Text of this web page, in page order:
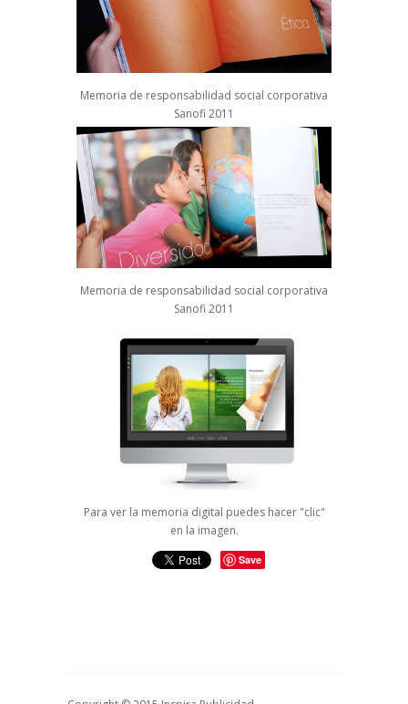
Memoria de responsabilidad social corporativa
Sanofi 2011
Memoria de responsabilidad social corporativa
Sanofi 2011
Para ver la memoria digital puedes hacer "clic"
en la imagen.
Save